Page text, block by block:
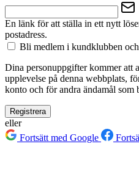
En länk för att ställa in ett nytt
postadress.
Bli medlem i kundklubben
Dina personuppgifter kommer att
upplevelse på denna webbplats,
konto och för andra ändamål som
Registrera
eller
Fortsätt med Google